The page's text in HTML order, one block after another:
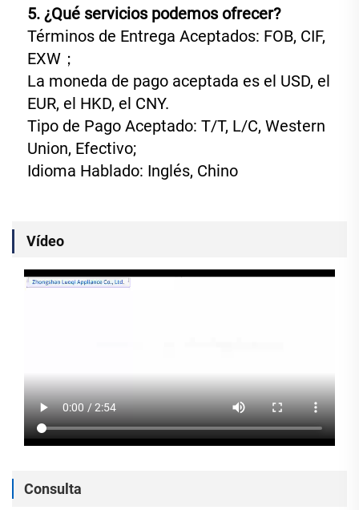
5. ¿Qué servicios podemos ofrecer?
Términos de Entrega Aceptados: FOB, CIF,
EXW；
La moneda de pago aceptada es el USD, el
EUR, el HKD, el CNY.
Tipo de Pago Aceptado: T/T, L/C, Western
Union, Efectivo;
Idioma Hablado: Inglés, Chino
Vídeo
Consulta